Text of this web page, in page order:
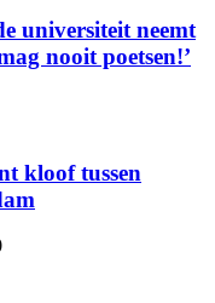
universiteit neemt
nooit poetsen!’
kloof tussen